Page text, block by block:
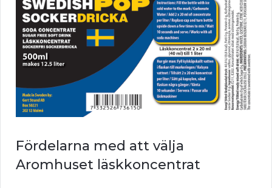
Fördelarna med att välja
Aromhuset läskkoncentrat